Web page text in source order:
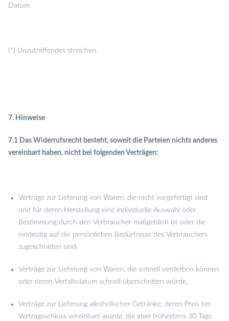
Datum
(*) Unzutreffendes streichen.
7. Hinweise
7.1 Das Widerrufsrecht besteht, soweit die Parteien nichts anderes
vereinbart haben, nicht bei folgenden Verträgen:
Verträge zur Lieferung von Waren, die nicht vorgefertigt sind
und für deren Herstellung eine individuelle Auswahl oder
Bestimmung durch den Verbraucher maßgeblich ist oder die
eindeutig auf die persönlichen Bedürfnisse des Verbrauchers
zugeschnitten sind,
Verträge zur Lieferung von Waren, die schnell verderben können
oder deren Verfallsdatum schnell überschritten würde,
Verträge zur Lieferung alkoholischer Getränke, deren Preis bei
Vertragsschluss vereinbart wurde, die aber frühestens 30 Tage